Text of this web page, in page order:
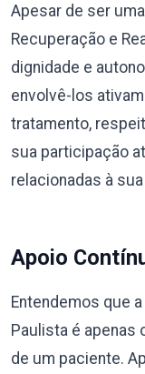
Apesar de ser
Recuperação e
dignidade e
envolvê-los
tratamento,
sua participação
relacionadas à
Apoio
Entendemos que
Paulista é apenas
de um paciente.